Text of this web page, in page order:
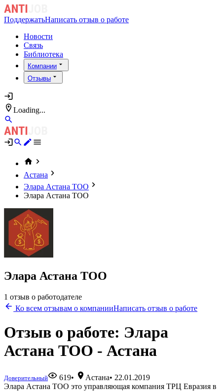
ПоддержатьНаписать отзыв о работе
Новости
Связь
Библиотека
Компании
Отзывы
Loading...
Астана
Элара Астана ТОО
Элара Астана ТОО
Элара Астана ТОО
1 отзыв о работодателе
Ко всем отзывам о компанииНаписать отзыв о работе
Отзыв о работе: Элара
Астана ТОО - Астана
Доверительный 619• Астана• 22.01.2019
Элара Астана ТОО это управляющая компания ТРЦ Евразия в